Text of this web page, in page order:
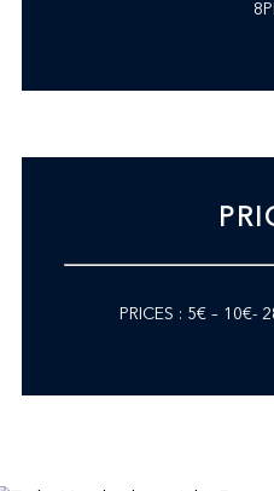
PRICES : 5€ – 10€-